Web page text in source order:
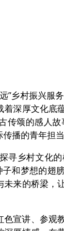
”乡村振兴服
深厚文化底
传颂的感人
播的青年担当
寻乡村文化
和梦想的翅
来的桥梁，
宣讲、参观